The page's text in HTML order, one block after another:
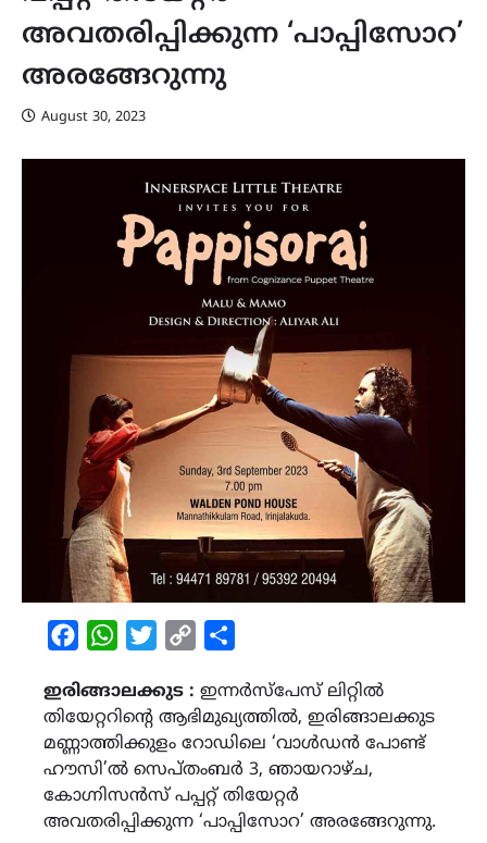
അവതരിപ്പിക്കുന്ന ‘പാപ്പിസോറ’
അരങ്ങേറുന്നു
August 30, 2023
FacebookWhatsAppTwitterCopy
ഇരിങ്ങാലക്കുട : ഇന്നർസ്പേസ് ലിറ്റിൽ
തിയേറ്ററിന്‍റെ ആഭിമുഖ്യത്തിൽ, ഇരിങ്ങാലക്കുട
മണ്ണാത്തിക്കുളം റോഡിലെ ‘വാൾഡൻ പോണ്ട്
ഹൗസി’ൽ സെപ്തംബർ 3, ഞായറാഴ്ച,
കോഗ്നിസൻസ് പപ്പറ്റ് തിയേറ്റർ
അവതരിപ്പിക്കുന്ന ‘പാപ്പിസോറ’ അരങ്ങേറുന്നു.